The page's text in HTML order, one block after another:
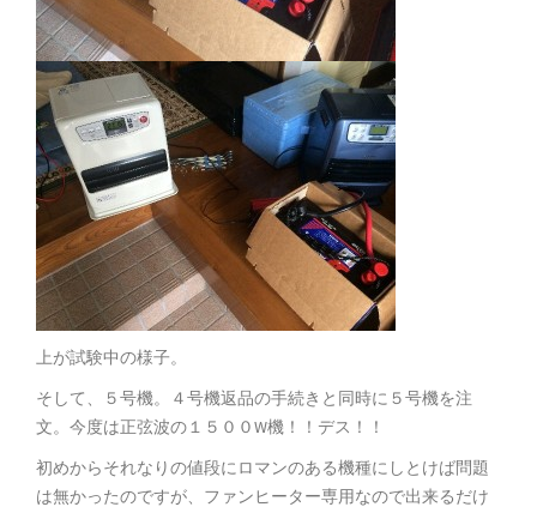
上が試験中の様子。
そして、５号機。４号機返品の手続きと同時に５号機を注
文。今度は正弦波の１５００W機！！デス！！
初めからそれなりの値段にロマンのある機種にしとけば問題
は無かったのですが、ファンヒーター専用なので出来るだけ